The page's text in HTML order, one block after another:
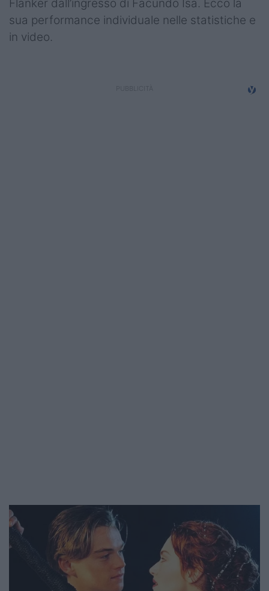
Flanker dall’ingresso di Facundo Isa. Ecco la
sua performance individuale nelle statistiche e
in video.